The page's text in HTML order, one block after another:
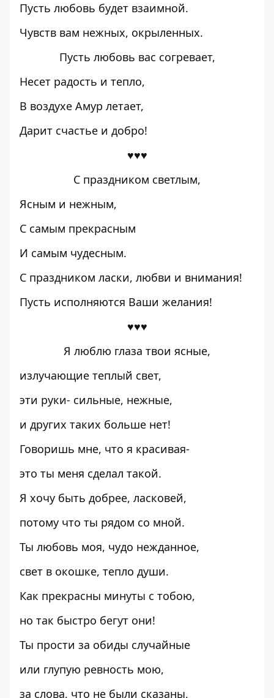
Пусть любовь будет взаимной.
Чувств вам нежных, окрыленных.
Пусть любовь вас согревает,
Несет радость и тепло,
В воздухе Амур летает,
Дарит счастье и добро!
♥♥♥
С праздником светлым,
Ясным и нежным,
С самым прекрасным
И самым чудесным.
С праздником ласки, любви и внимания!
Пусть исполняются Ваши желания!
♥♥♥
Я люблю глаза твои ясные,
излучающие теплый свет,
эти руки- сильные, нежные,
и других таких больше нет!
Говоришь мне, что я красивая-
это ты меня сделал такой.
Я хочу быть добрее, ласковей,
потому что ты рядом со мной.
Ты любовь моя, чудо нежданное,
свет в окошке, тепло души.
Как прекрасны минуты с тобою,
но так быстро бегут они!
Ты прости за обиды случайные
или глупую ревность мою,
за слова, что не были сказаны,